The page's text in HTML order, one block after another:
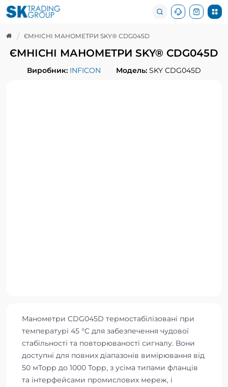
ЄМНІСНІ МАНОМЕТРИ SKY® CDG045D
ЄМНІСНІ МАНОМЕТРИ SKY® CDG045D
Виробник: INFICON Модель: SKY CDG045D
Манометри CDG045D термостабілізовані при
температурі 45 °C для забезпечення чудової
стабільності та повторюваності сигналу. Вони
доступні для повних діапазонів вимірювання від
50 мТорр до 1000 Торр, з усіма типами фланців
та інтерфейсами промислових мереж, і